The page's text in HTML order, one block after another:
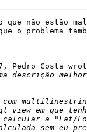
que não estão
o problema
Pedro Costa